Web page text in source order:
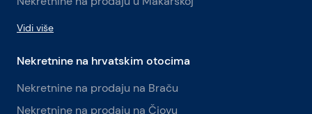
Vidi više
Nekretnine na hrvatskim otocima
Nekretnine na prodaju na Braču
Nekretnine na prodaju na Čiovu